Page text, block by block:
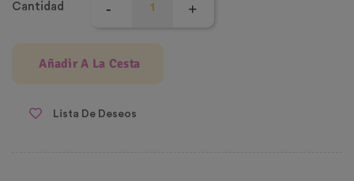
Cantidad
Añadir A La Cesta
Lista De Deseos